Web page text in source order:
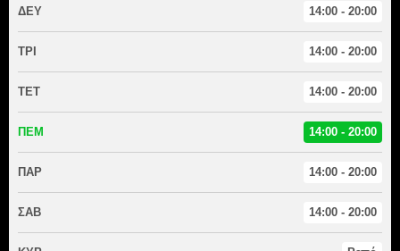
ΔΕΥ 14:00 - 20:00
ΤΡΙ 14:00 - 20:00
ΤΕΤ 14:00 - 20:00
ΠΕΜ 14:00 - 20:00
ΠΑΡ 14:00 - 20:00
ΣΑΒ 14:00 - 20:00